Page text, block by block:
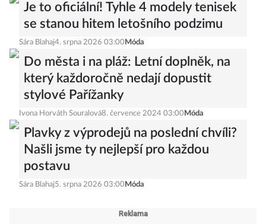
Je to oficiální! Tyhle 4 modely tenisek
se stanou hitem letošního podzimu
Sára Blahaj4. srpna 2026 03:00 Móda
Do města i na pláž: Letní doplněk, na
který každoročně nedají dopustit
stylové Pařížanky
Ivona Horváth Souralová8. července 2024 03:00 Móda
Plavky z výprodejů na poslední chvíli?
Našli jsme ty nejlepší pro každou
postavu
Sára Blahaj5. srpna 2026 03:00 Móda